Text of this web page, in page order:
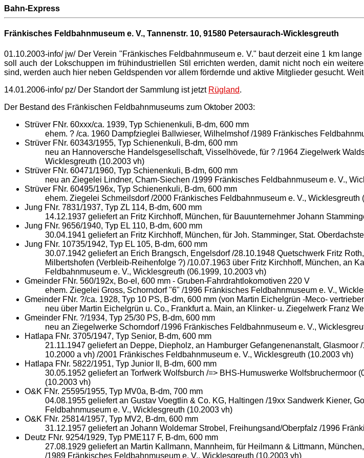
Bahn-Express
Fränkisches Feldbahnmuseum e. V., Tannenstr. 10, 91580 Petersaurach-Wicklesgreuth
01.10.2003-info/ jw/ Der Verein "Fränkisches Feldbahnmuseum e. V." baut derzeit eine 1 km
soll auch der Lokschuppen im frühindustriellen Stil errichten werden, damit nicht noch ein
sind, werden auch hier neben Geldspenden vor allem fördernde und aktive Mitglieder gesucht.
14.01.2006-info/ pz/ Der Standort der Sammlung ist jetzt Rügland.
Der Bestand des Fränkischen Feldbahnmuseums zum Oktober 2003:
Strüver FNr. 60xxx/ca. 1939, Typ Schienenkuli, B-dm, 600 mm
ehem. ? /ca. 1960 Dampfzieglei Ballwieser, Wilhelmshof /1989 Fränkisches
Strüver FNr. 60343/1955, Typ Schienenkuli, B-dm, 600 mm
neu an Hannoversche Handelsgesellschaft, Visselhövede, für ? /1964 Ziegelwerk
Wicklesgreuth (10.2003 vh)
Strüver FNr. 60471/1960, Typ Schienenkuli, B-dm, 600 mm
neu an Ziegelei Lindner, Cham-Siechen /1999 Fränkisches Feldbahnmuseum e. V.,
Strüver FNr. 60495/196x, Typ Schienenkuli, B-dm, 600 mm
ehem. Ziegelei Schmeilsdorf /2000 Fränkisches Feldbahnmuseum e. V., Wicklesgreuth
Jung FNr. 7831/1937, Typ ZL 114, B-dm, 600 mm
14.12.1937 geliefert an Fritz Kirchhoff, München, für Bauunternehmer Johann
Jung FNr. 9656/1940, Typ EL 110, B-dm, 600 mm
30.04.1941 geliefert an Fritz Kirchhoff, München, für Joh. Stamminger, Stat.
Jung FNr. 10735/1942, Typ EL 105, B-dm, 600 mm
30.07.1942 geliefert an Erich Brangsch, Engelsdorf /28.10.1948 Quetschwerk Fritz
Milbertshofen (Verbleib-Reihenfolge ?) /10.07.1963 über Fritz Kirchhoff, München, an
Feldbahnmuseum e. V., Wicklesgreuth (06.1999, 10.2003 vh)
Gmeinder FNr. 560/192x, Bo-el, 600 mm - Gruben-Fahrdrahtlokomotiven 220 V
ehem. Ziegelei Gross, Schorndorf "6" /1996 Fränkisches Feldbahnmuseum e. V.,
Gmeinder FNr. ?/ca. 1928, Typ 10 PS, B-dm, 600 mm (von Martin Eichelgrün -Meco-
neu über Martin Eichelgrün u. Co., Frankfurt a. Main, an Klinker- u. Ziegelwerk Franz
Gmeinder FNr. ?/1934, Typ 25/30 PS, B-dm, 600 mm
neu an Ziegelwerke Schorndorf /1996 Fränkisches Feldbahnmuseum e. V.,
Hatlapa FNr. 3705/1947, Typ Senior, B-dm, 600 mm
21.11.1947 geliefert an Deppe, Diepholz, an Hamburger Gefangenenanstalt,
10.2000 a vh) /2001 Fränkisches Feldbahnmuseum e. V., Wicklesgreuth (10.2003 vh)
Hatlapa FNr. 5822/1951, Typ Junior II, B-dm, 600 mm
30.05.1952 geliefert an Torfwerk Wolfsburch /=> BHS-Humuswerke
(10.2003 vh)
O&K FNr. 25595/1955, Typ MV0a, B-dm, 700 mm
04.08.1955 geliefert an Gustav Voegtlin & Co. KG, Haltingen /19xx Sandwerk Kiener,
Feldbahnmuseum e. V., Wicklesgreuth (10.2003 vh)
O&K FNr. 25814/1957, Typ MV2, B-dm, 600 mm
31.12.1957 geliefert an Johann Woldemar Strobel, Freihungsand/Oberpfalz /1996
Deutz FNr. 9254/1929, Typ PME117 F, B-dm, 600 mm
27.08.1929 geliefert an Martin Kallmann, Mannheim, für Heilmann & Littmann,
/1989 Fränkisches Feldbahnmuseum e. V., Wicklesgreuth (10.2003 vh)